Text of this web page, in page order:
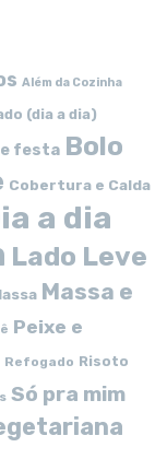
Além da Cozinha
(dia a dia)
festa Bolo
Cobertura e Calda
a dia
Lado Leve
Massa e
Peixe e
Refogado Risoto
Só pra mim